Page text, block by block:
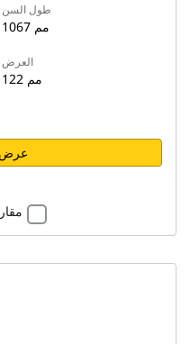
طول السن
1067 مم
العرض
122 مم
عرض